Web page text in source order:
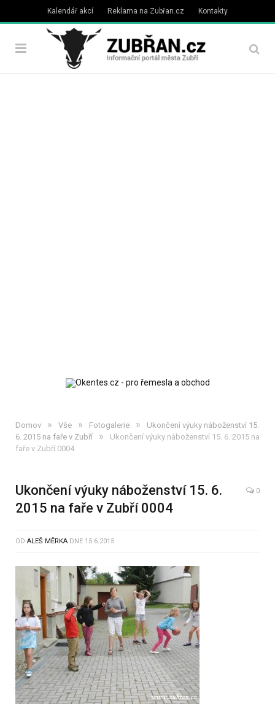
Kalendář akcí Reklama na Zubřan.cz Kontakty
Domov » Vše » Fotogalerie »
Ukončení výuky náboženství 15.
6. 2015 na faře v Zubří
»
Ukončení výuky náboženství 15. 6. 2015 na
faře v Zubří 0004
Ukončení výuky náboženství 15. 6.
2015 na faře v Zubří 0004
0
OD ALEŠ MĚRKA DNE 15.6.2015